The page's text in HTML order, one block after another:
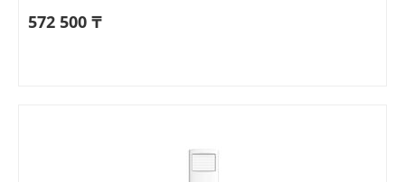
572 500 ₸